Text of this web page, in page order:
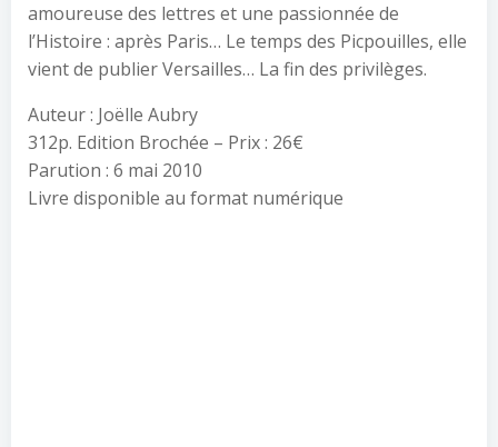
amoureuse des lettres et une passionnée de
l’Histoire : après Paris… Le temps des Picpouilles, elle
vient de publier Versailles… La fin des privilèges.
Auteur : Joëlle Aubry
312p. Edition Brochée – Prix : 26€
Parution : 6 mai 2010
Livre disponible au format numérique